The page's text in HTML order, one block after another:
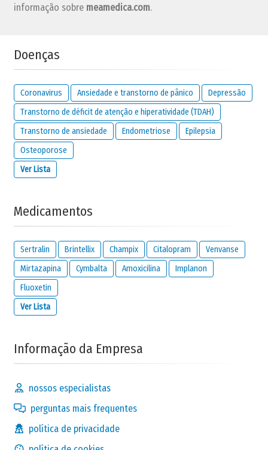
informação sobre meamedica.com.
Doenças
Coronavirus Ansiedade e transtorno de pânico
Depressão
Transtorno de déficit de atenção e hiperatividade (TDAH)
Transtorno de ansiedade
Endometriose
Epilepsia
Osteoporose
Ver Lista
Medicamentos
Sertralin Brintellix Champix Citalopram
Venvanse
Mirtazapina
Cymbalta Amoxicilina
Implanon
Fluoxetin
Ver Lista
Informação da Empresa
nossos especialistas
perguntas mais frequentes
política de privacidade